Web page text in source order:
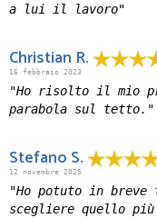
a lui il lavoro"
Christian R.
16 febbraio 2023
"Ho risolto il mio
parabola sul tetto."
Stefano S.
12 novembre 2025
"Ho potuto in breve
scegliere quello